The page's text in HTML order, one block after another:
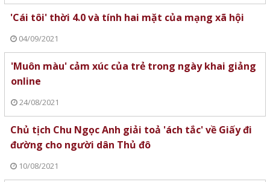
'Cái tôi' thời 4.0 và tính hai mặt của mạng xã hội
04/09/2021
'Muôn màu' cảm xúc của trẻ trong ngày khai giảng
online
24/08/2021
Chủ tịch Chu Ngọc Anh giải toả 'ách tắc' về Giấy đi
đường cho người dân Thủ đô
10/08/2021